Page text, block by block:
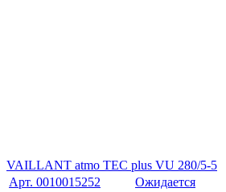
VAILLANT atmo TEC plus VU 280/5-5
Арт. 0010015252
Ожидается